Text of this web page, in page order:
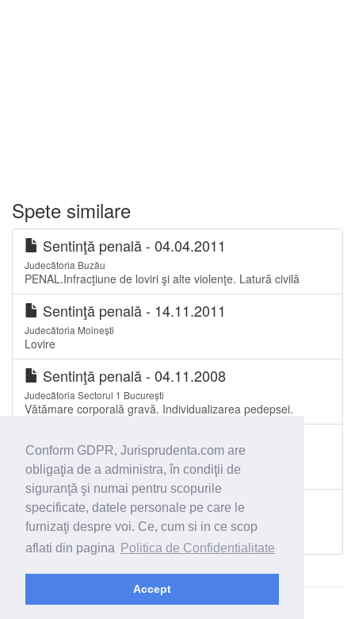
Conform GDPR, Jurisprudenta.com are
obligaţia de a administra, în condiţii de
siguranţă şi numai pentru scopurile
specificate, datele personale pe care le
furnizaţi despre voi. Ce, cum si in ce scop
aflati din pagina
Politica de Confidentialitate
Accept
Spete similare
Sentinţă penală - 04.04.2011
Judecătoria Buzău
PENAL.Infracţiune de loviri şi alte violenţe. Latură civilă
Sentinţă penală - 14.11.2011
Judecătoria Moinești
Lovire
Sentinţă penală - 04.11.2008
Judecătoria Sectorul 1 București
Vătămare corporală gravă. Individualizarea pedepsei.
Sentinţă penală - 09.10.2012
Loviri si alte vatamari
Sentinţă penală - 04.10.2011
Judecătoria Moinești
Lovire